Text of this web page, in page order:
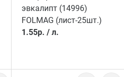
эвкалипт (14996)
FOLMAG (лист-25шт.)
1.55р. / л.